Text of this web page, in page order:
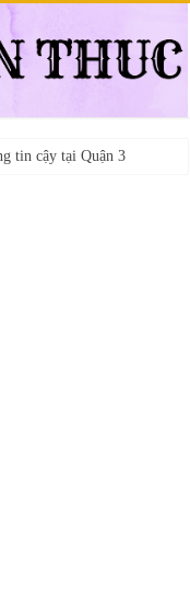
tin cậy tại Quận 3
A (A2 cũ), A1 uy tín tại